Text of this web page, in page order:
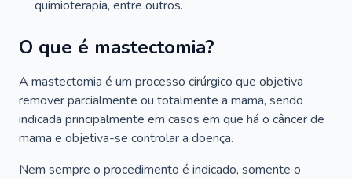
quimioterapia, entre outros.
O que é mastectomia?
A mastectomia é um processo cirúrgico que objetiva
remover parcialmente ou totalmente a mama, sendo
indicada principalmente em casos em que há o câncer de
mama e objetiva-se controlar a doença.
Nem sempre o procedimento é indicado, somente o